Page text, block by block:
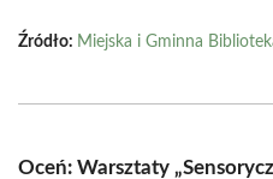
Źródło: Miejska i Gminna
Oceń: Warsztaty